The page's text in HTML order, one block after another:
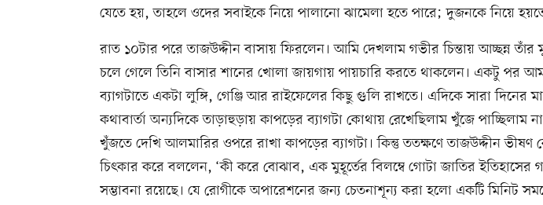
যেতে হয়, তাহলে ওদের সবাইকে নিয়ে পালানো ঝামেলা হতে পারে; দুজনকে নিয়ে
রাত ১০টার পরে তাজউদ্দীন বাসায় ফিরলেন। আমি দেখলাম গভীর চিন্তায় আচ্ছন্ন তাঁর
চলে গেলে তিনি বাসার শানের খোলা জায়গায় পায়চারি করতে থাকলেন। একটু পর
ব্যাগটাতে একটা লুঙ্গি, গেঞ্জি আর রাইফেলের কিছু গুলি রাখতে। এদিকে সারা দিনের
কথাবার্তা অন্যদিকে তাড়াহুড়ায় কাপড়ের ব্যাগটা কোথায় রেখেছিলাম খুঁজে পাচ্ছিলাম
খুঁজতে দেখি আলমারির ওপরে রাখা কাপড়ের ব্যাগটা। কিন্তু ততক্ষণে তাজউদ্দীন ভীষণ
চিৎকার করে বললেন, ‘কী করে বোঝাব, এক মুহূর্তের বিলম্বে গোটা জাতির ইতিহাসের
সম্ভাবনা রয়েছে। যে রোগীকে অপারেশনের জন্য চেতনাশূন্য করা হলো একটি মিনিট